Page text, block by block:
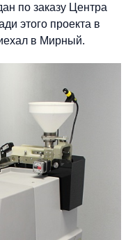
по заказу Центра
этого проекта в
в Мирный.